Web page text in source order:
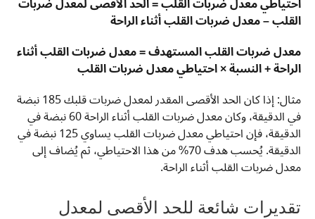
القلب – معدل ضربات القلب أثناء الراحة
معدل ضربات القلب المستهدف = معدل ضربات القلب أثناء
الراحة + النسبة × احتياطي معدل ضربات القلب
مثال: إذا كان الحد الأقصى المقدر لمعدل ضربات قلبك 185 نبضة
في الدقيقة، وكان معدل ضربات القلب أثناء الراحة 60 نبضة في
الدقيقة، فإن احتياطي معدل ضربات القلب يساوي 125 نبضة في
الدقيقة. يُحسب هدف 70% من هذا الاحتياطي، ثم يُضاف إلى
معدل ضربات القلب أثناء الراحة.
تقديرات شائعة للحد الأقصى لمعدل